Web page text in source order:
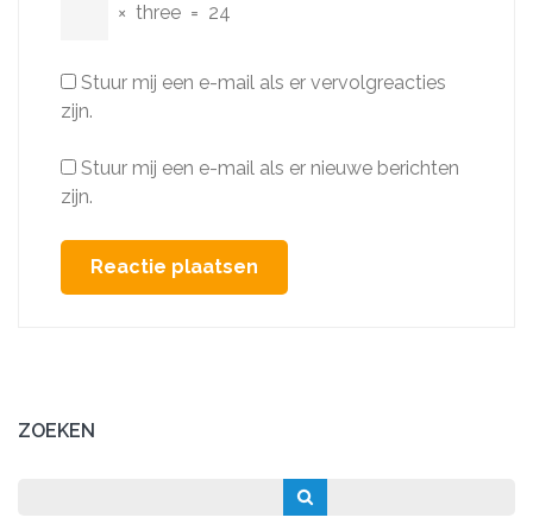
× three = 24
Stuur mij een e-mail als er vervolgreacties
zijn.
Stuur mij een e-mail als er nieuwe berichten
zijn.
ZOEKEN